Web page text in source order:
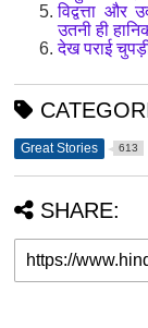
विद्वत्ता और
उतनी ही
देख पराई
Great Stories 613
SHARE: